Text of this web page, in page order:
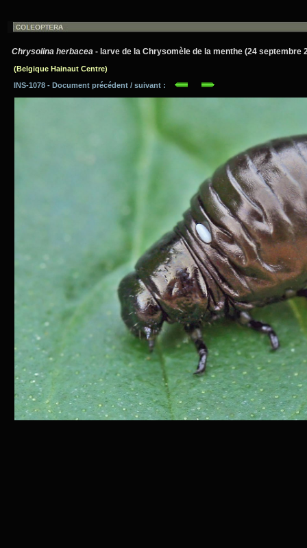
Chrysolina herbacea - larve de la Chrysomèle de la menthe (24 septembre
(Belgique Hainaut Centre)
INS-1078 - Document précédent / suivant :